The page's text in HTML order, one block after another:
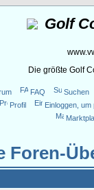
Golf
Die größte Golf
FAQ
Suchen
Profil
Einloggen,
Foren-